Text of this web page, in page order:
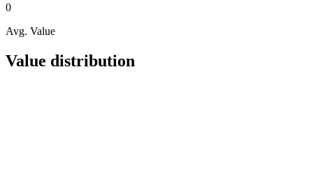
0
Avg. Value
Value distribution